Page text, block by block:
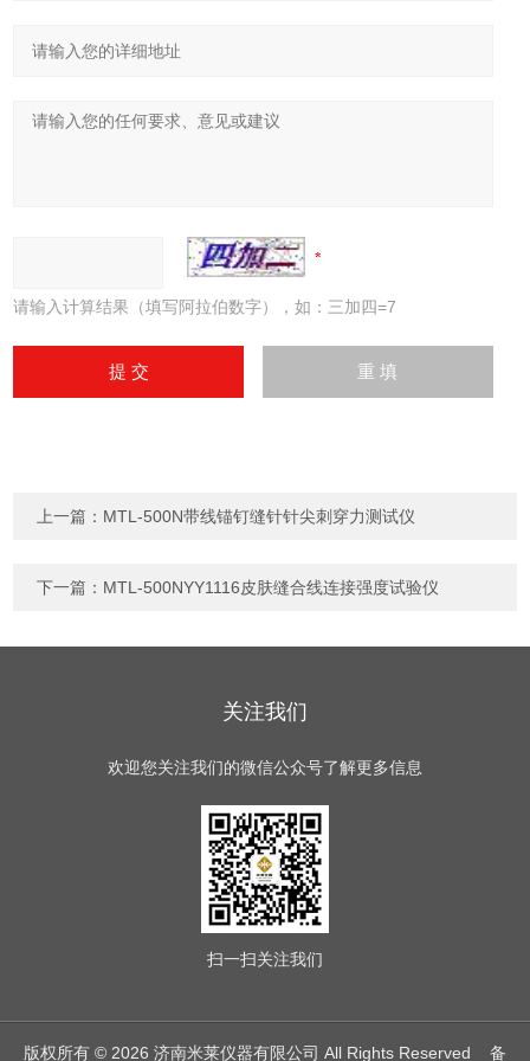
请输入计算结果（填写阿拉伯数字），如：三加四=7
上一篇： MTL-500N带线锚钉缝针针尖刺穿力测试仪
下一篇： MTL-500NYY1116皮肤缝合线连接强度试验仪
关注我们
欢迎您关注我们的微信公众号了解更多信息
扫一扫关注我们
版权所有 © 2026 济南米莱仪器有限公司 All Rights Reserved 备